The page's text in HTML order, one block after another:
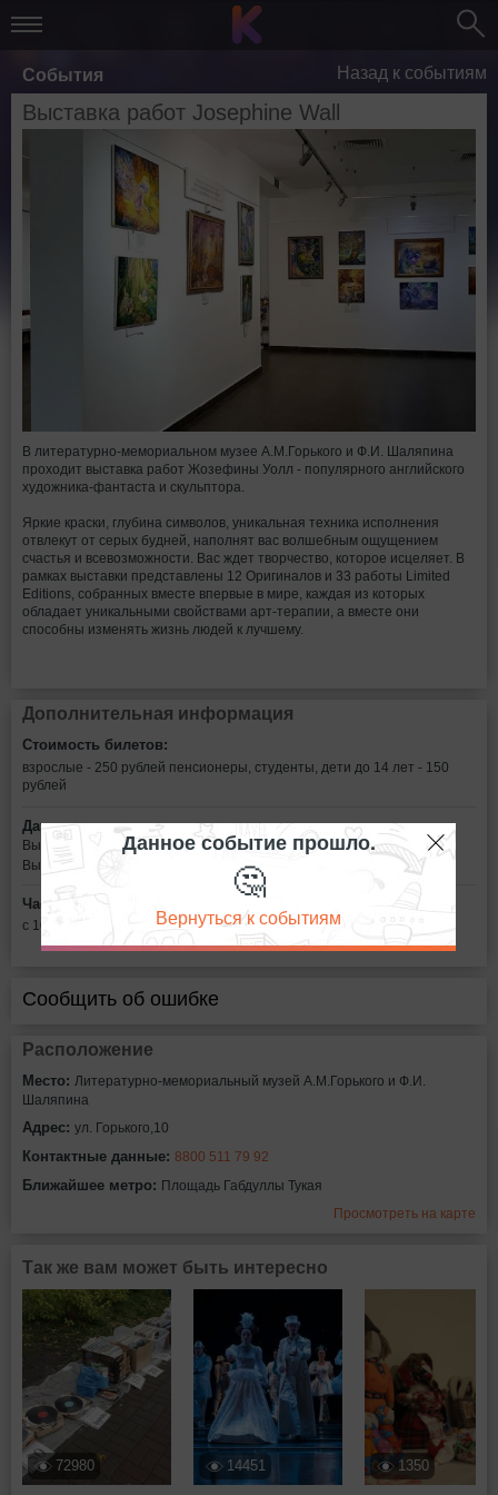
События Назад к событиям
Выставка работ Josephine Wall
В литературно-мемориальном музее А.М.Горького и Ф.И. Шаляпина
проходит выставка работ Жозефины Уолл - популярного английского
художника-фантаста и скульптора.
Яркие краски, глубина символов, уникальная техника исполнения
отвлекут от серых будней, наполнят вас волшебным ощущением
счастья и всевозможности. Вас ждет творчество, которое исцеляет. В
рамках выставки представлены 12 Оригиналов и 33 работы Limited
Editions, собранных вместе впервые в мире, каждая из которых
обладает уникальными свойствами арт-терапии, а вместе они
способны изменять жизнь людей к лучшему.
Дополнительная информация
Стоимость билетов:
взрослые - 250 рублей пенсионеры, студенты, дети до 14 лет - 150
рублей
Дата:
Выставка будет работать
Выставка продлится по 14 января 2019г
Часы работы:
с 10:00 до 19:00 - ежедневно
Сообщить об ошибке
Расположение
Место: Литературно-мемориальный музей А.М.Горького и Ф.И.
Шаляпина
Адрес: ул. Горького,10
Контактные данные: 8800 511 79 92
Ближайшее метро: Площадь Габдуллы Тукая
Просмотреть на карте
Так же вам может быть интересно
72980 14451 1350
Данное событие прошло.
🤔
Вернуться к событиям